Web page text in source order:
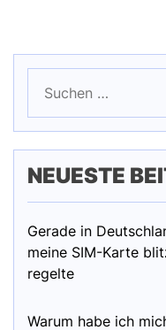
nach:
NEUESTE
Gerade in
meine SIM-Karte
regelte
Warum habe ich